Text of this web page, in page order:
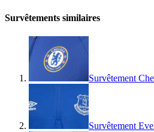
Survêtements similaires
Survêtement
Survêtement